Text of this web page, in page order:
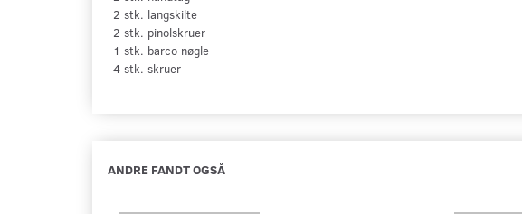
2 stk. langskilte
2 stk. pinolskruer
1 stk. barco nøgle
4 stk. skruer
ANDRE FANDT OGSÅ